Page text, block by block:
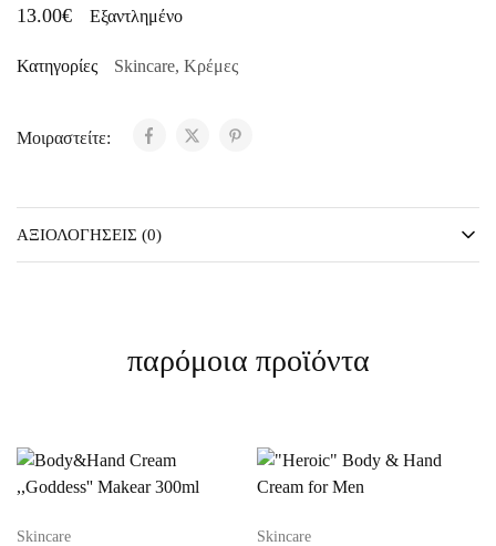
13.00€ Εξαντλημένο
Κατηγορίες Skincare, Κρέμες
Μοιραστείτε:
ΑΞΙΟΛΟΓΉΣΕΙΣ (0)
παρόμοια προϊόντα
Skincare Skincare